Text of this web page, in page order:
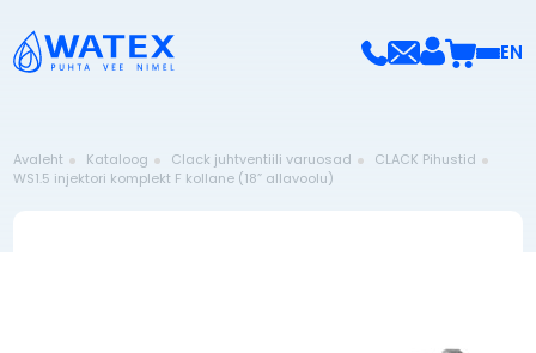
EN
Avaleht Kataloog Clack juhtventiili varuosad
CLACK Pihustid
WS1.5 injektori komplekt F kollane (18” allavoolu)